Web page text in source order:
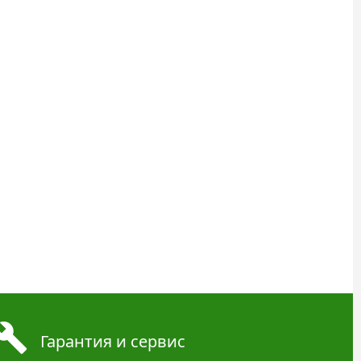
Гарантия и сервис